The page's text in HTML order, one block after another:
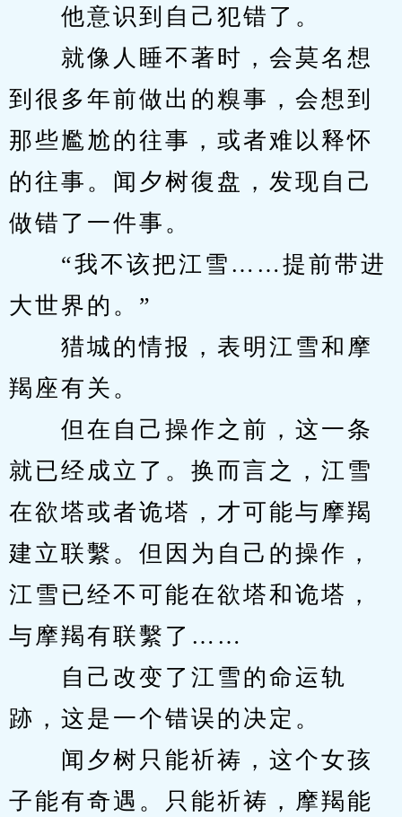
他意识到自己犯错了。
就像人睡不著时，会莫名想
到很多年前做出的糗事，会想到
那些尷尬的往事，或者难以释怀
的往事。闻夕树復盘，发现自己
做错了一件事。
“我不该把江雪……提前带进
大世界的。”
猎城的情报，表明江雪和摩
羯座有关。
但在自己操作之前，这一条
就已经成立了。换而言之，江雪
在欲塔或者诡塔，才可能与摩羯
建立联繫。但因为自己的操作，
江雪已经不可能在欲塔和诡塔，
与摩羯有联繫了……
自己改变了江雪的命运轨
跡，这是一个错误的决定。
闻夕树只能祈祷，这个女孩
子能有奇遇。只能祈祷，摩羯能